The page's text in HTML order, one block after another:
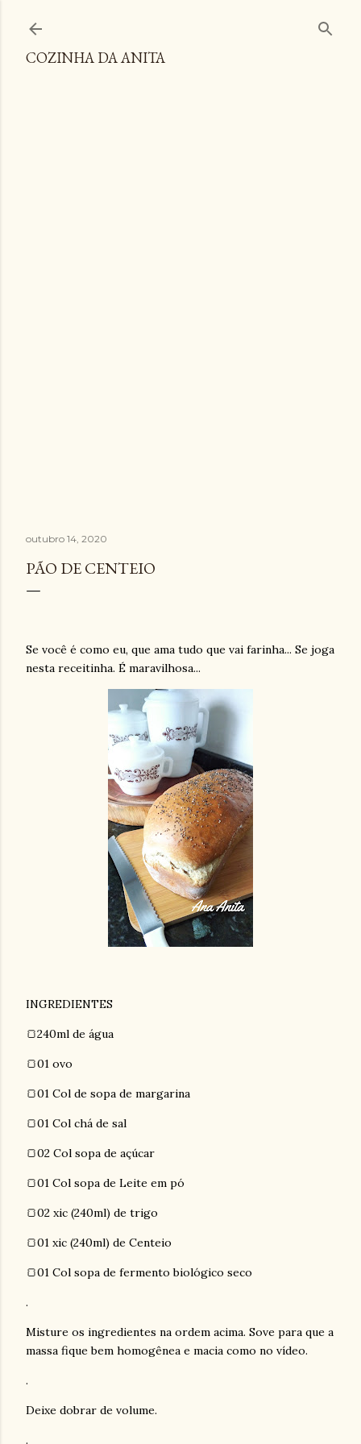
COZINHA DA ANITA
outubro 14, 2020
PÃO DE CENTEIO
Se você é como eu, que ama tudo que vai farinha... Se joga
nesta receitinha. É maravilhosa...
INGREDIENTES
🍞240ml de água
🍞01 ovo
🍞01 Col de sopa de margarina
🍞01 Col chá de sal
🍞02 Col sopa de açúcar
🍞01 Col sopa de Leite em pó
🍞02 xic (240ml) de trigo
🍞01 xic (240ml) de Centeio
🍞01 Col sopa de fermento biológico seco
.
Misture os ingredientes na ordem acima. Sove para que a
massa fique bem homogênea e macia como no vídeo.
.
Deixe dobrar de volume.
.